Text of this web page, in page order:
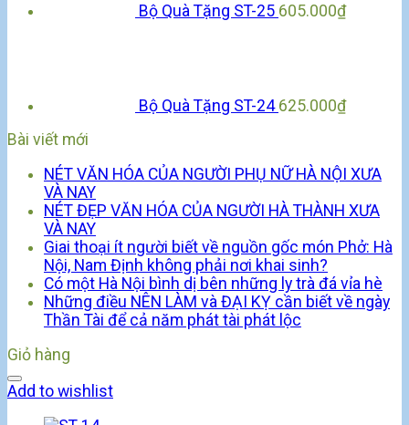
Bộ Quà Tặng ST-25 605.000₫
Bộ Quà Tặng ST-24 625.000₫
Bài viết mới
NÉT VĂN HÓA CỦA NGƯỜI PHỤ NỮ HÀ NỘI XƯA
VÀ NAY
NÉT ĐẸP VĂN HÓA CỦA NGƯỜI HÀ THÀNH XƯA
VÀ NAY
Giai thoại ít người biết về nguồn gốc món Phở: Hà
Nội, Nam Định không phải nơi khai sinh?
Có một Hà Nội bình dị bên những ly trà đá vỉa hè
Những điều NÊN LÀM và ĐẠI KỴ cần biết về ngày
Thần Tài để cả năm phát tài phát lộc
Giỏ hàng
Add to wishlist